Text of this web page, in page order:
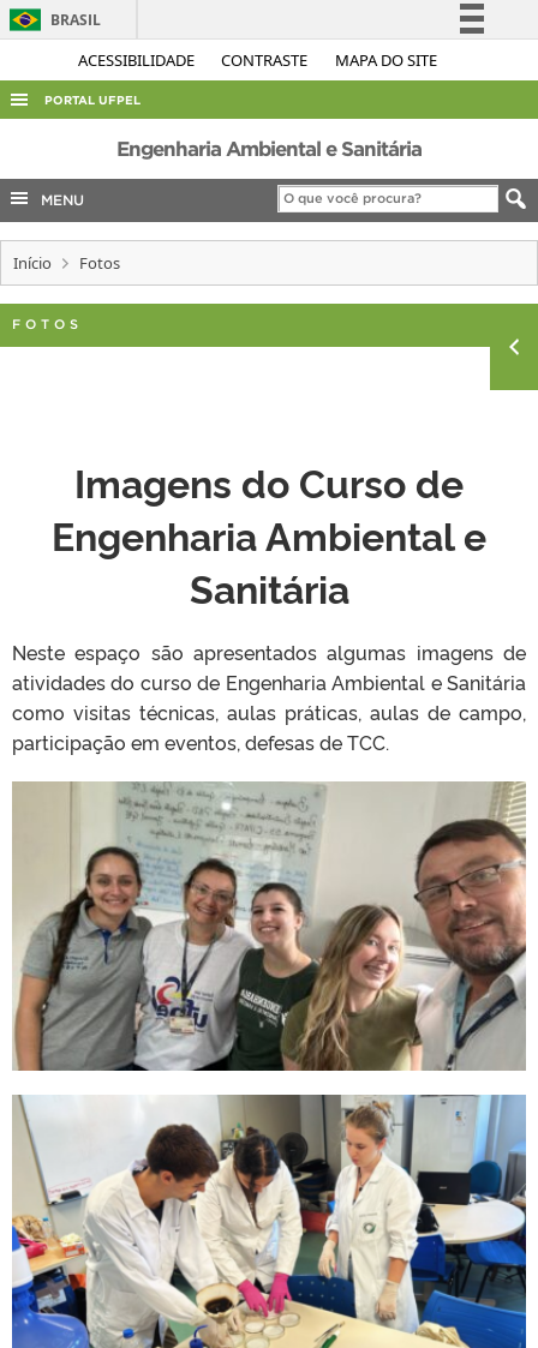
ACESSIBILIDADE CONTRASTE MAPA DO SITE
BRASIL
Simplifique!
Legislação
Canais
PORTAL UFPEL
ACESSO À INFORMAÇÃO
AUDITORIA
COBALTO
CONCURSOS
EDITAIS
INTERNACIONAL
Engenharia Ambiental e Sanitária
MENU
Início Fotos
FOTOS
Imagens do Curso de
Engenharia Ambiental e
Sanitária
Neste espaço são apresentados algumas imagens de
atividades do curso de Engenharia Ambiental e Sanitária
como visitas técnicas, aulas práticas, aulas de campo,
participação em eventos, defesas de TCC.